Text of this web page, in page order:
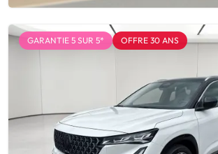
GARANTIE 5 SUR 5* OFFRE 30 ANS